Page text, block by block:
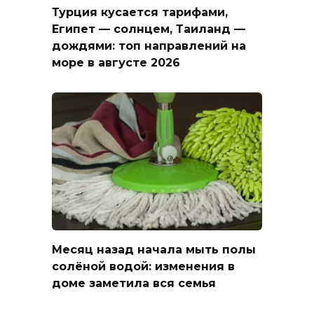
Турция кусается тарифами,
Египет — солнцем, Таиланд —
дождями: топ направлений на
море в августе 2026
Месяц назад начала мыть полы
солёной водой: изменения в
доме заметила вся семья